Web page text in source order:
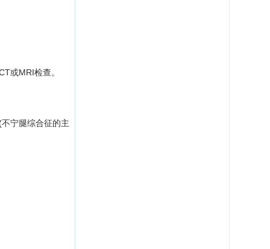
或MRI检查。
宁腿综合征的主